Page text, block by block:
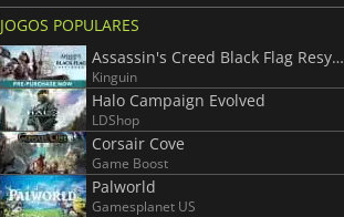
JOGOS POPULARES
Assassin's Creed Black Flag Resynced
Kinguin
Halo Campaign Evolved
LDShop
Corsair Cove
Game Boost
Palworld
Gamesplanet US